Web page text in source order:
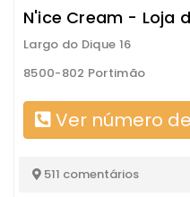
N'ice Cream - Loja
Largo do Dique 16
8500-802 Portimão
Ver número
511 comentários